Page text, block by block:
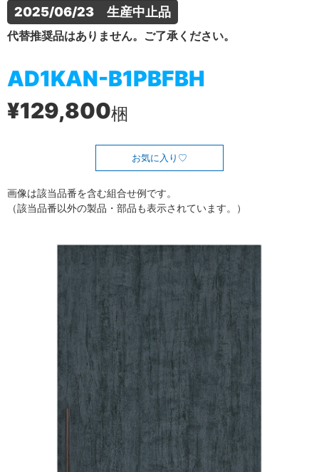
2025/06/23　生産中止品
代替推奨品はありません。ご了承ください。
AD1KAN-B1PBFBH
¥129,800梱
お気に入り
画像は該当品番を含む組合せ例です。
（該当品番以外の製品・部品も表示されています。）